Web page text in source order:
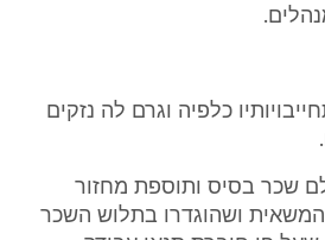
כלפיה וגרם לה נזקים
שכר בסיס ותוספת מחזור
ושהוגדרו בתלוש השכר